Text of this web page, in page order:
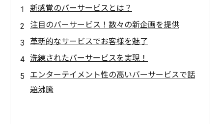
新感覚のバーサービスとは？
注目のバーサービス！数々の新企画を提供
革新的なサービスでお客様を魅了
洗練されたバーサービスを実現！
エンターテイメント性の高いバーサービスで話
題沸騰